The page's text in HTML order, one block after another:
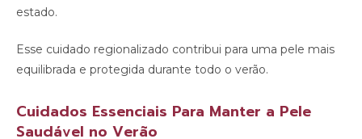
estado.
Esse cuidado regionalizado contribui para uma pele mais
equilibrada e protegida durante todo o verão.
Cuidados Essenciais Para Manter a Pele
Saudável no Verão